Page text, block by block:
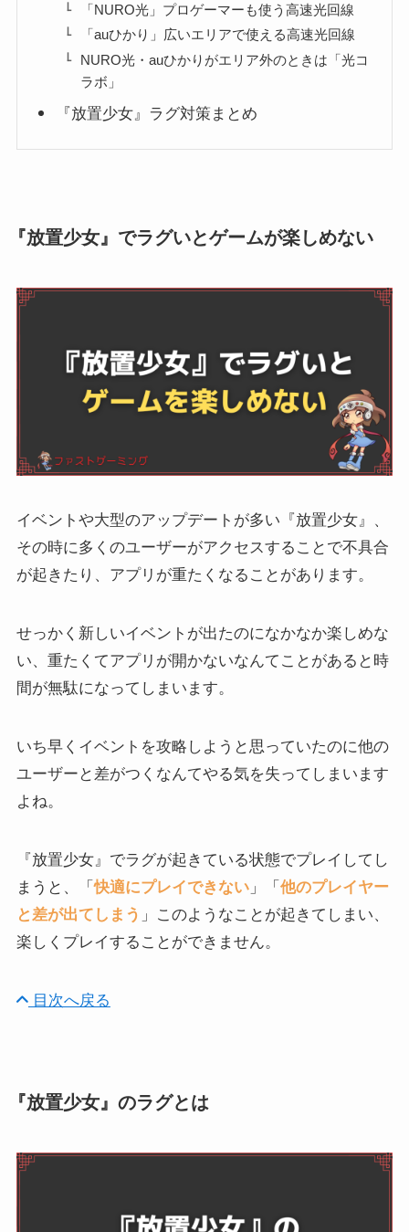
「NURO光」プロゲーマーも使う高速光回線
「auひかり」広いエリアで使える高速光回線
NURO光・auひかりがエリア外のときは「光コ
ラボ」
『放置少女』ラグ対策まとめ
『放置少女』でラグいとゲームが楽しめない
イベントや大型のアップデートが多い『放置少女』、
その時に多くのユーザーがアクセスすることで不具合
が起きたり、アプリが重たくなることがあります。
せっかく新しいイベントが出たのになかなか楽しめな
い、重たくてアプリが開かないなんてことがあると時
間が無駄になってしまいます。
いち早くイベントを攻略しようと思っていたのに他の
ユーザーと差がつくなんてやる気を失ってしまいます
よね。
『放置少女』でラグが起きている状態でプレイしてし
まうと、「快適にプレイできない」「 他のプレイヤー
と差が出てしまう 」このようなことが起きてしまい、
楽しくプレイすることができません。
目次へ戻る
『放置少女』のラグとは